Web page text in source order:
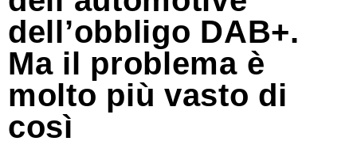
dell’obbligo DAB+.
Ma il problema è
molto più vasto di
così